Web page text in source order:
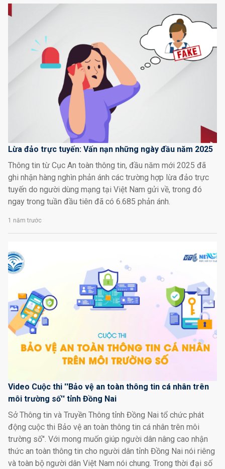
Lừa đảo trực tuyến: Vấn nạn những ngày đầu năm 2025
Thông tin từ Cục An toàn thông tin, đầu năm mới 2025 đã
ghi nhận hàng nghìn phản ánh các trường hợp lừa đảo trực
tuyến do người dùng mạng tại Việt Nam gửi về, trong đó
ngay trong tuần đầu tiên đã có 6.685 phản ánh.
1 năm trước
Video Cuộc thi ''Bảo vệ an toàn thông tin cá nhân trên
môi trường số'' tỉnh Đồng Nai
Sở Thông tin và Truyền Thông tỉnh Đồng Nai tổ chức phát
động cuộc thi Bảo vệ an toàn thông tin cá nhân trên môi
trường số''. Với mong muốn giúp người dân nâng cao nhận
thức an toàn thông tin cho người dân tỉnh Đồng Nai nói riêng
và toàn bộ người dân Việt Nam nói chung. Trong thời đại số